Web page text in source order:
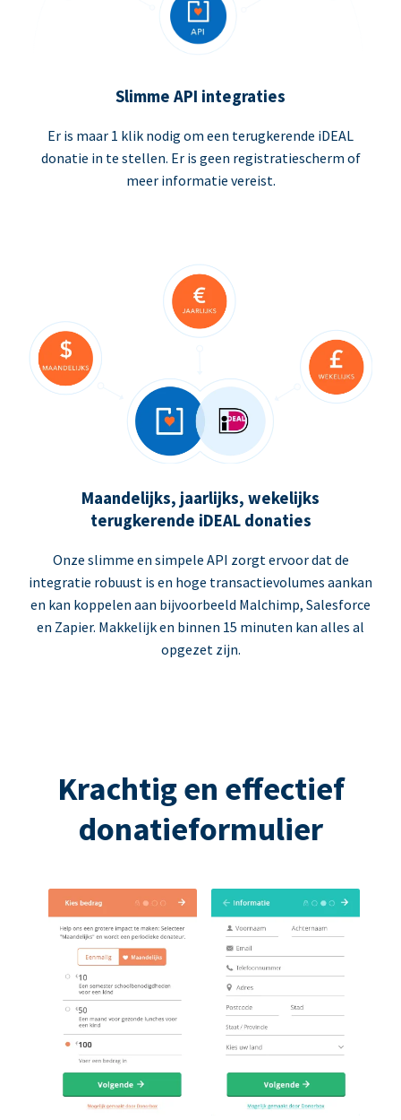
Slimme API integraties
Er is maar 1 klik nodig om een terugkerende iDEAL
donatie in te stellen. Er is geen registratiescherm of
meer informatie vereist.
Maandelijks, jaarlijks, wekelijks
terugkerende iDEAL donaties
Onze slimme en simpele API zorgt ervoor dat de
integratie robuust is en hoge transactievolumes aankan
en kan koppelen aan bijvoorbeeld Malchimp, Salesforce
en Zapier. Makkelijk en binnen 15 minuten kan alles al
opgezet zijn.
Krachtig en effectief
donatieformulier